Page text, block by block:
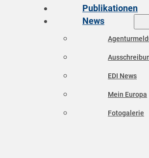
Publikationen
News
EDI News
Mein Europa
Fotogalerie